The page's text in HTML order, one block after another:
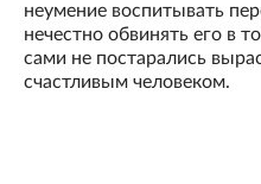
неумение воспитывать
нечестно обвинять его в
сами не постарались
счастливым человеком.